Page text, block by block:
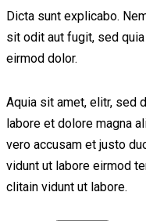
Dicta sunt explicabo.
sit odit aut fugit, sed
eirmod dolor.
Aquia sit amet, elitr, sed
labore et dolore magna
vero accusam et justo
vidunt ut labore eirmod
clitain vidunt ut labore.